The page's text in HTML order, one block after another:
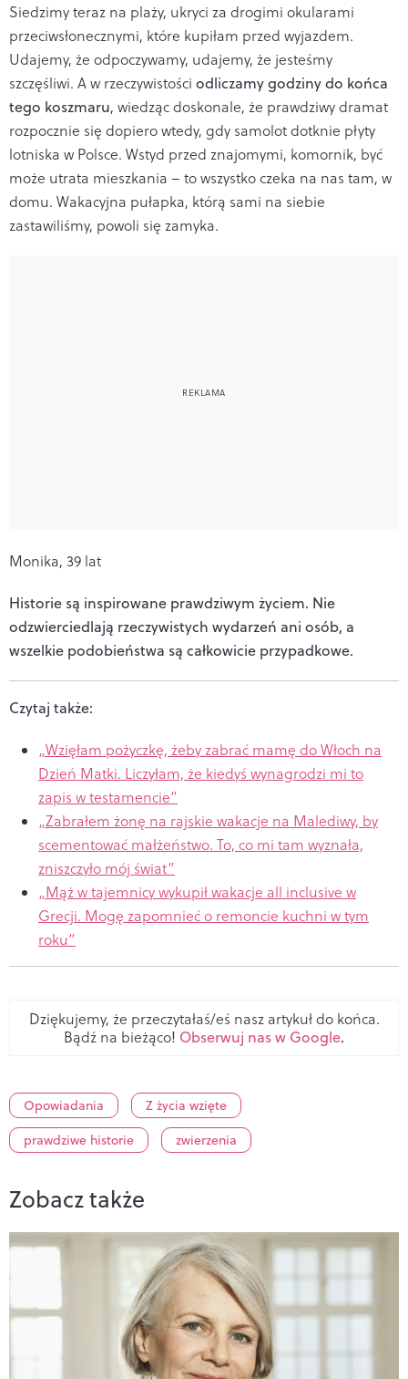
Siedzimy teraz na plaży, ukryci za drogimi okularami
przeciwsłonecznymi, które kupiłam przed wyjazdem.
Udajemy, że odpoczywamy, udajemy, że jesteśmy
szczęśliwi. A w rzeczywistości odliczamy godziny do końca
tego koszmaru, wiedząc doskonale, że prawdziwy dramat
rozpocznie się dopiero wtedy, gdy samolot dotknie płyty
lotniska w Polsce. Wstyd przed znajomymi, komornik, być
może utrata mieszkania – to wszystko czeka na nas tam, w
domu. Wakacyjna pułapka, którą sami na siebie
zastawiliśmy, powoli się zamyka.
Monika, 39 lat
Historie są inspirowane prawdziwym życiem. Nie
odzwierciedlają rzeczywistych wydarzeń ani osób, a
wszelkie podobieństwa są całkowicie przypadkowe.
Czytaj także:
„Wzięłam pożyczkę, żeby zabrać mamę do Włoch na
Dzień Matki. Liczyłam, że kiedyś wynagrodzi mi to
zapis w testamencie”
„Zabrałem żonę na rajskie wakacje na Malediwy, by
scementować małżeństwo. To, co mi tam wyznała,
zniszczyło mój świat”
„Mąż w tajemnicy wykupił wakacje all inclusive w
Grecji. Mogę zapomnieć o remoncie kuchni w tym
roku”
Dziękujemy, że przeczytałaś/eś nasz artykuł do końca.
Bądź na bieżąco! Obserwuj nas w Google.
Opowiadania
Z życia wzięte
prawdziwe historie
zwierzenia
Zobacz także